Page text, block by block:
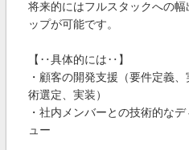
将来的にはフルスタックへの
ップが可能です。
【‥具体的には‥】
・顧客の開発支援（要件定義
術選定、実装）
・社内メンバーとの技術的な
ュー